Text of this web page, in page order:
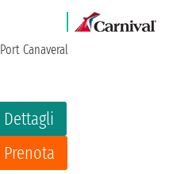
Dettagli
Prenota
Port Canaveral